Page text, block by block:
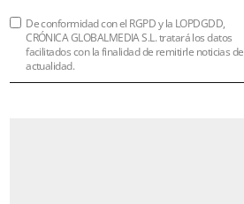
De conformidad con el RGPD y la LOPDGDD,
CRÓNICA GLOBALMEDIA S.L. tratará los datos
facilitados con la finalidad de remitirle noticias de
actualidad.